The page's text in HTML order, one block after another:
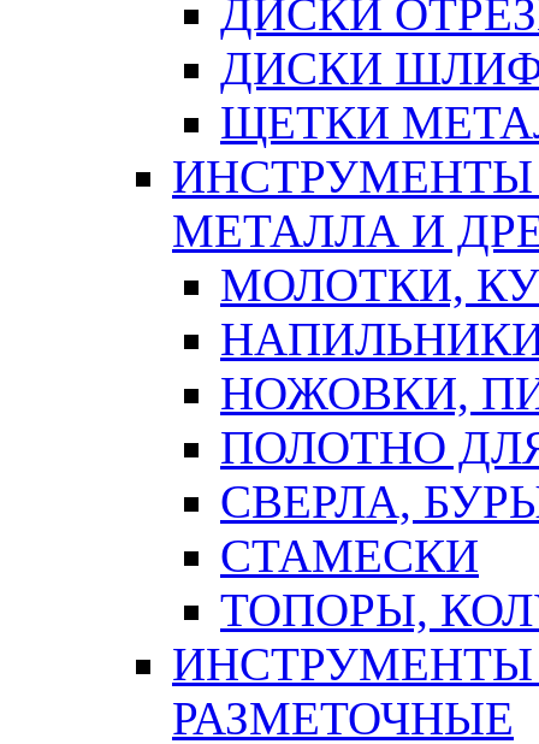
ДИСКИ
ДИСКИ
ЩЕТКИ
ИНСТРУМЕНТЫ
МЕТАЛЛА И
МОЛОТКИ,
НОЖОВКИ,
ПОЛОТНО
СВЕРЛА,
СТАМЕСКИ
ТОПОРЫ,
ИНСТРУМЕНТЫ
РАЗМЕТОЧНЫЕ